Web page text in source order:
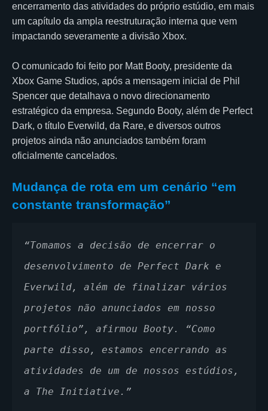
encerramento das atividades do próprio estúdio, em mais
um capítulo da ampla reestruturação interna que vem
impactando severamente a divisão Xbox.
O comunicado foi feito por Matt Booty, presidente da
Xbox Game Studios, após a mensagem inicial de Phil
Spencer que detalhava o novo direcionamento
estratégico da empresa. Segundo Booty, além de Perfect
Dark, o título Everwild, da Rare, e diversos outros
projetos ainda não anunciados também foram
oficialmente cancelados.
Mudança de rota em um cenário “em
constante transformação”
“Tomamos a decisão de encerrar o
desenvolvimento de Perfect Dark e
Everwild, além de finalizar vários
projetos não anunciados em nosso
portfólio”, afirmou Booty. “Como
parte disso, estamos encerrando as
atividades de um de nossos estúdios,
a The Initiative.”